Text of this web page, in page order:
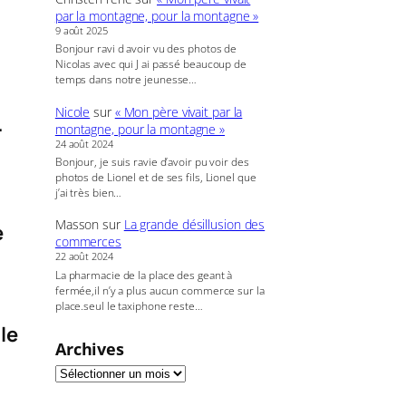
par la montagne, pour la montagne »
9 août 2025
Bonjour ravi d avoir vu des photos de
Nicolas avec qui J ai passé beaucoup de
temps dans notre jeunesse…
Nicole sur« Mon père vivait par la
montagne, pour la montagne »
24 août 2024
Bonjour, je suis ravie d’avoir pu voir des
photos de Lionel et de ses fils, Lionel que
j’ai très bien…
Masson sur La grande désillusion des
commerces
22 août 2024
La pharmacie de la place des geant à
fermée,il n’y a plus aucun commerce sur la
place.seul le taxiphone reste…
Archives